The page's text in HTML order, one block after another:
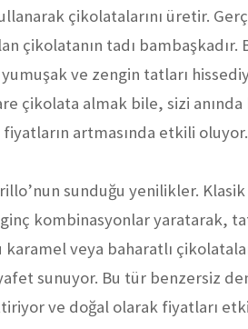
çikolatalarını üretir.
çikolatanın tadı bambaşkadır.
ve zengin tatları
çikolata almak bile, sizi anında
artmasında etkili oluyor.
sunduğu yenilikler.
kombinasyonlar yaratarak,
karamel veya baharatlı
sunuyor. Bu tür benzersiz
ve doğal olarak fiyatları